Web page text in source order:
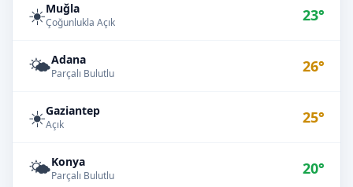
☀️Muğla
Çoğunlukla Açık 23°
🌤️Adana
Parçalı Bulutlu 26°
☀️Gaziantep
Açık 25°
🌤️Konya
Parçalı Bulutlu 20°